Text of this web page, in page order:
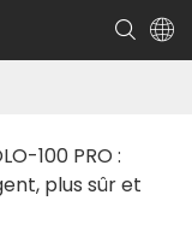
100 PRO :
plus sûr et